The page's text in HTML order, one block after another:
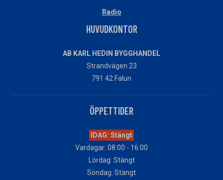
Radio
HUVUDKONTOR
AB KARL HEDIN BYGGHANDEL
Strandvägen 23
791 42 Falun
ÖPPETTIDER
IDAG: Stängt
Vardagar: 08:00 - 16:00
Lördag: Stängt
Söndag: Stängt